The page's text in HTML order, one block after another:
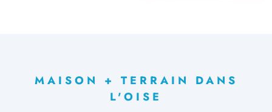
MAISON + TERRAIN DANS
L'OISE